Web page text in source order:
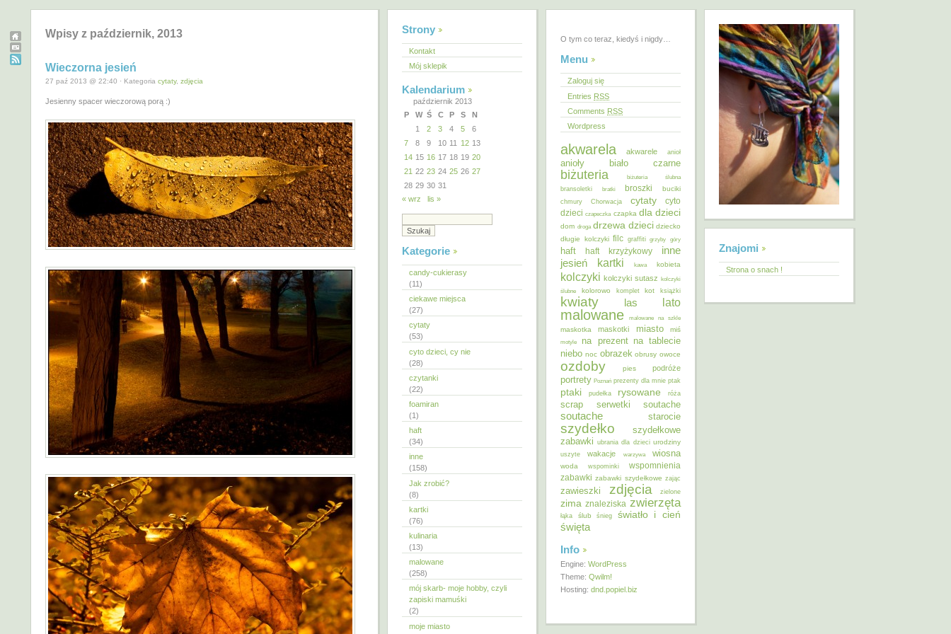
Wpisy z październik, 2013
Wieczorna jesień
27 paź 2013 @ 22:40 · Kategoria cytaty, zdjęcia
Jesienny spacer wieczorową porą :)
Strony
Kontakt
Mój sklepik
Kalendarium
październik 2013
P
W Ś C P S
N
1
2 3 4 5
6
7
8 9 10 11 12 13
14 15 16 17 18 19 20
21 22 23 24 25 26 27
28 29 30 31
« wrz
lis »
Kategorie
candy-cukierasy
(11)
ciekawe miejsca
(27)
cytaty
(53)
cyto dzieci, cy nie
(28)
czytanki
(22)
foamiran
(1)
haft
(34)
inne
(158)
Jak zrobić?
(8)
kartki
(76)
kulinaria
(13)
malowane
(258)
mój skarb- moje hobby, czyli
zapiski mamuśki
(2)
moje miasto
O tym co teraz, kiedyś i nigdy…
Menu
Zaloguj się
Entries RSS
Comments RSS
Wordpress
akwarela akwarele anioł
anioły biało czarne
biżuteria
biżuteria ślubna
bransoletki
bratki broszki buciki
chmury Chorwacja cytaty
cyto
dzieci czapeczka czapka dla dzieci
dom droga drzewa dzieci dziecko
długie kolczyki filc graffiti grzyby góry
haft haft krzyżykowy inne
jesień kartki kawa kobieta
kolczyki kolczyki sutasz kolczyki
ślubne
kolorowo komplet kot książki
kwiaty las lato
malowane malowane na szkle
maskotka maskotki miasto miś
motyle na prezent na tablecie
niebo noc obrazek obrusy owoce
ozdoby pies podróże
portrety Poznań prezenty dla mnie ptak
ptaki pudełka rysowane róża
scrap serwetki soutache
soutache starocie
szydełko
szydełkowe
zabawki ubrania dla dzieci urodziny
uszyte wakacje warzywa wiosna
woda wspominki
wspomnienia
zabawki zabawki szydełkowe zając
zawieszki zdjęcia zielone
zima znaleziska zwierzęta
łąka ślub śnieg światło i cień
święta
Info
Engine: WordPress
Theme: Qwilm!
Hosting: dnd.popiel.biz
Znajomi
Strona o snach !